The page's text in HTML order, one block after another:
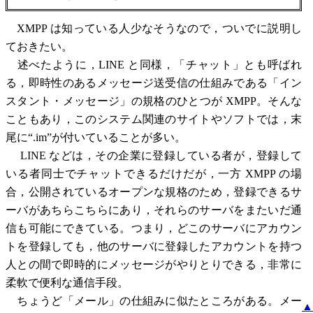
XMPP は知っている人少なそうなので，ついでに説明し
ておきたい。
述べたように，LINE と同様，「チャット」とも呼ばれ
る，即時性のあるメッセージ送受信の仕組みである「イン
スタント・メッセージ」の規格のひとつが XMPP。そんな
こともあり，このシステム関連のサイトやソフトでは，末
尾に“.im”が付いていることが多い。
LINE などは，その企業に登録している者が，登録して
いる者同士でチャットできるだけだが，一方 XMPP の場
合，公開されているオープンな規格のため，登録できるサ
ーバがあちらこちらにあり，それらのサーバをまたいだ通
信も可能にできている。つまり，どこのサーバにアカウン
トを登録しても，他のサーバに登録したアカウントを持つ
人との間で即時的にメッセージがやりとりできる，非常に
柔軟で便利な通信手段。
ちょうど「メール」の仕組みに似たところがある。メー ▲